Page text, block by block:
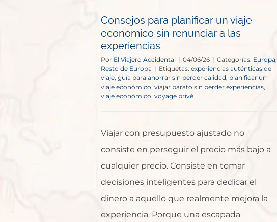
Consejos para planificar un viaje
económico sin renunciar a las
experiencias
Por El Viajero Accidental | 04/06/26 | Categorías: Europa,
Resto de Europa | Etiquetas: experiencias auténticas de
viaje, guía para ahorrar sin perder calidad, planificar un
viaje económico, viajar barato sin perder experiencias,
viaje económico, voyage privé
Viajar con presupuesto ajustado no
consiste en perseguir el precio más bajo a
cualquier precio. Consiste en tomar
decisiones inteligentes para dedicar el
dinero a aquello que realmente mejora la
experiencia. Porque una escapada